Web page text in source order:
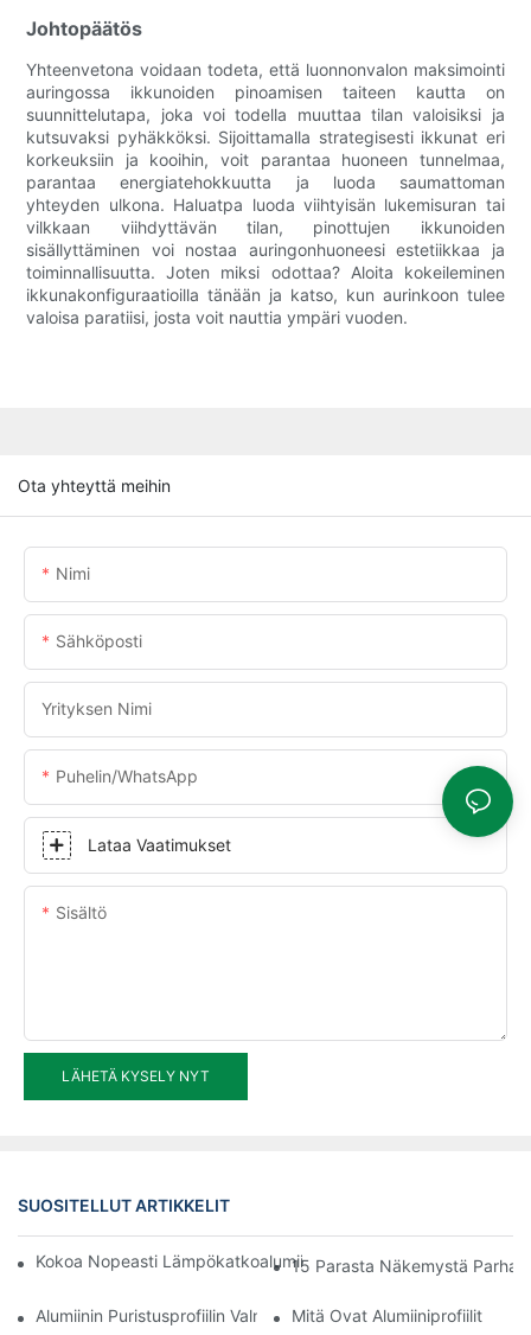
Johtopäätös
Yhteenvetona voidaan todeta, että luonnonvalon maksimointi
auringossa ikkunoiden pinoamisen taiteen kautta on
suunnittelutapa, joka voi todella muuttaa tilan valoisiksi ja
kutsuvaksi pyhäkköksi. Sijoittamalla strategisesti ikkunat eri
korkeuksiin ja kooihin, voit parantaa huoneen tunnelmaa,
parantaa energiatehokkuutta ja luoda saumattoman
yhteyden ulkona. Haluatpa luoda viihtyisän lukemisuran tai
vilkkaan viihdyttävän tilan, pinottujen ikkunoiden
sisällyttäminen voi nostaa auringonhuoneesi estetiikkaa ja
toiminnallisuutta. Joten miksi odottaa? Aloita kokeileminen
ikkunakonfiguraatioilla tänään ja katso, kun aurinkoon tulee
valoisa paratiisi, josta voit nauttia ympäri vuoden.
Ota yhteyttä meihin
Nimi
Sähköposti
Yrityksen Nimi
Puhelin/WhatsApp
Lataa Vaatimukset
Sisältö
LÄHETÄ KYSELY NYT
SUOSITELLUT ARTIKKELIT
Kokoa Nopeasti Lämpökatkoalumiiniprofiilista Valmistettu
15 Parasta Näkemystä
Alumiinin Puristusprofiilin ValmistusprosessiMitä Ovat Alumiiniprofiilit